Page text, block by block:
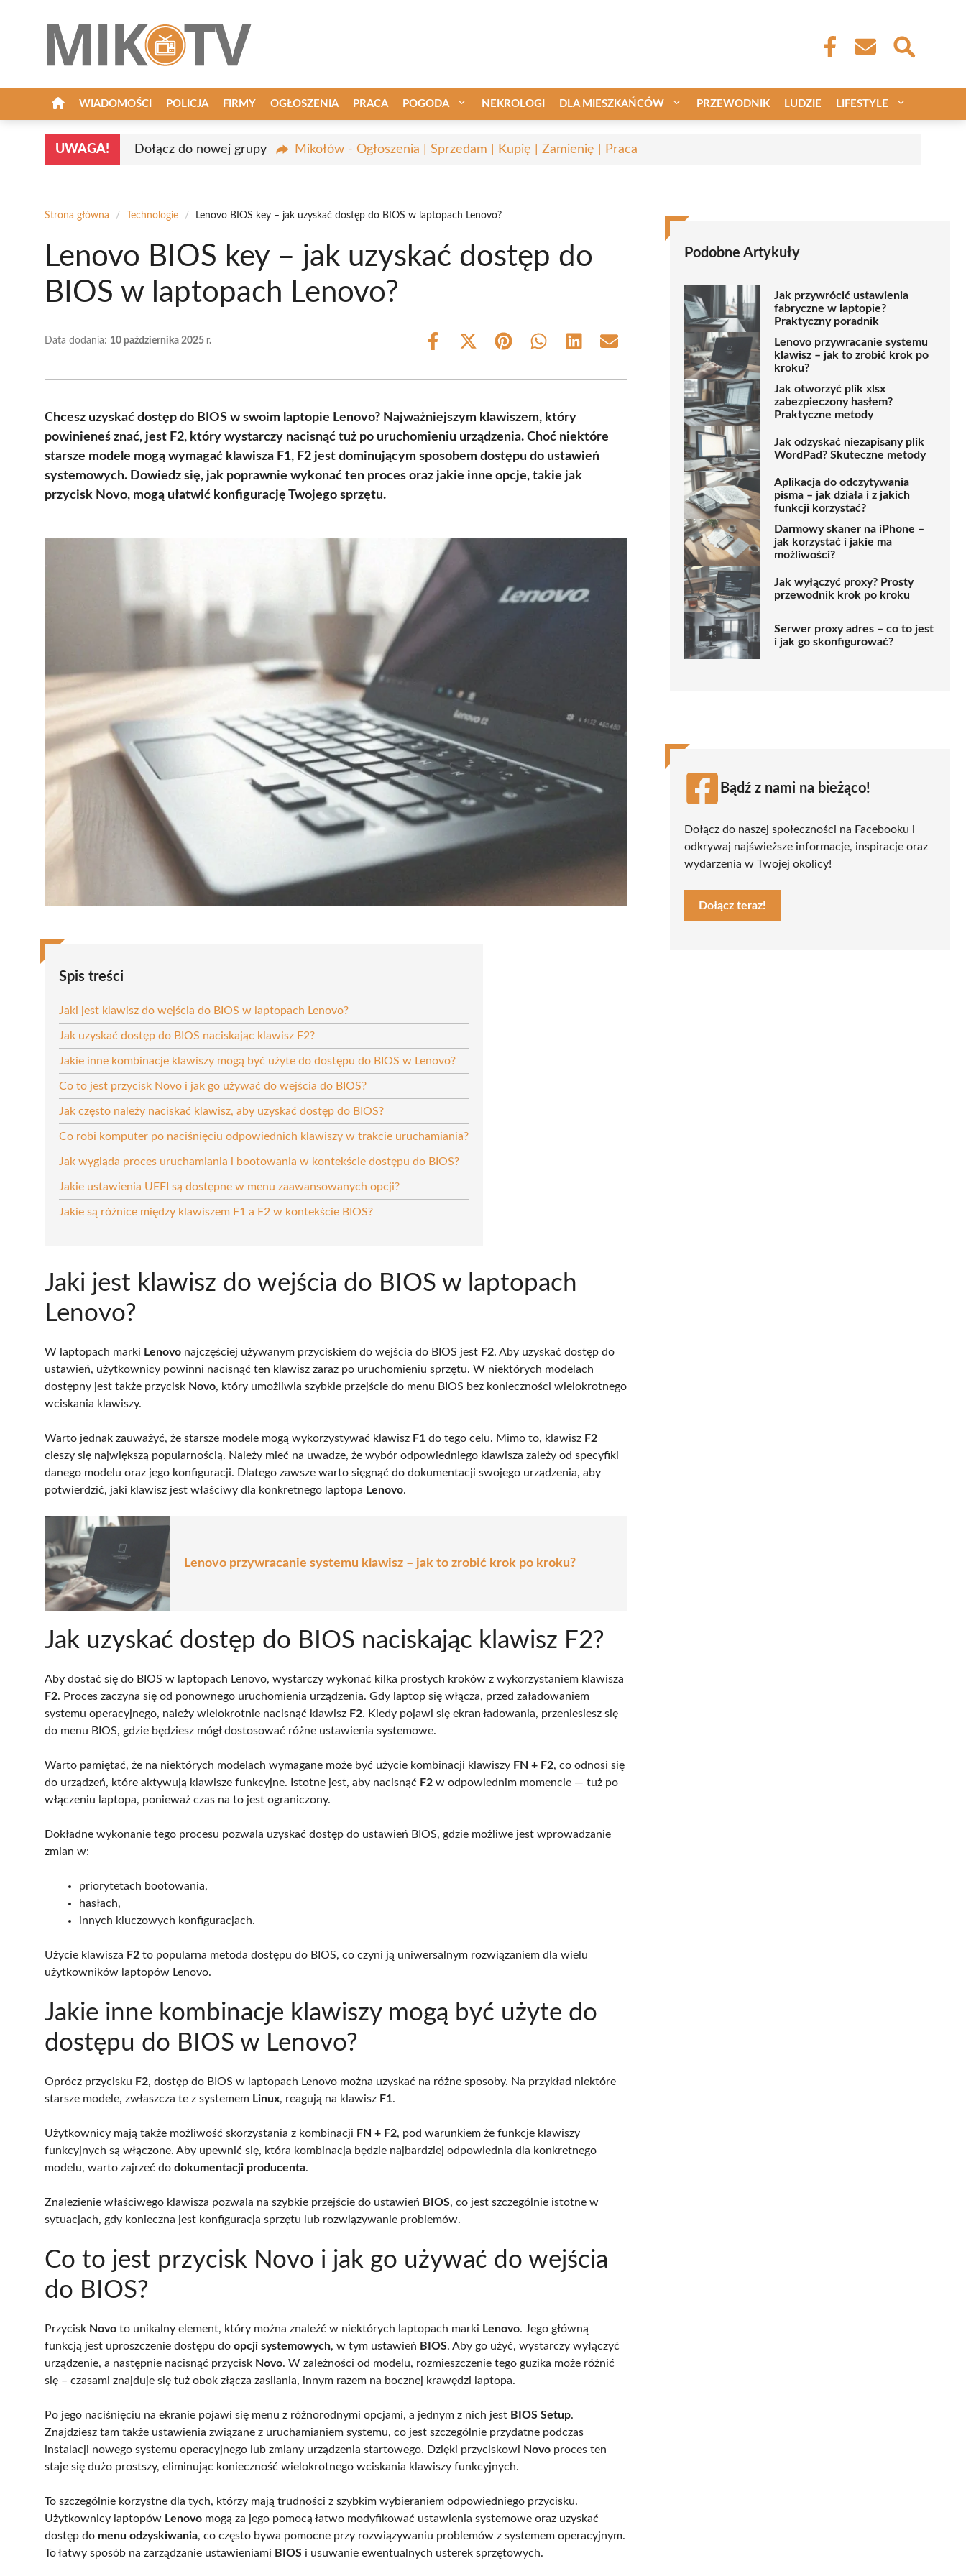
WIADOMOŚCI POLICJA FIRMY OGŁOSZENIA PRACA POGODA NEKROLOGI DLA MIESZKAŃCÓW PRZEWODNIK LUDZIE LIFESTYLE
UWAGA! Dołącz do nowej grupy Mikołów - Ogłoszenia | Sprzedam | Kupię | Zamienię | Praca
Strona główna / Technologie / Lenovo BIOS key – jak uzyskać dostęp do BIOS w laptopach Lenovo?
Lenovo BIOS key – jak uzyskać dostęp do
BIOS w laptopach Lenovo?
Data dodania: 10 października 2025 r.
Share
Share
(Twitter)
Share Share Share Share
Chcesz uzyskać dostęp do BIOS w swoim laptopie Lenovo? Najważniejszym klawiszem, który
powinieneś znać, jest F2, który wystarczy nacisnąć tuż po uruchomieniu urządzenia. Choć niektóre
starsze modele mogą wymagać klawisza F1, F2 jest dominującym sposobem dostępu do ustawień
systemowych. Dowiedz się, jak poprawnie wykonać ten proces oraz jakie inne opcje, takie jak
przycisk Novo, mogą ułatwić konfigurację Twojego sprzętu.
Spis treści
Jaki jest klawisz do wejścia do BIOS w laptopach Lenovo?
Jak uzyskać dostęp do BIOS naciskając klawisz F2?
Jakie inne kombinacje klawiszy mogą być użyte do dostępu do BIOS w Lenovo?
Co to jest przycisk Novo i jak go używać do wejścia do BIOS?
Jak często należy naciskać klawisz, aby uzyskać dostęp do BIOS?
Co robi komputer po naciśnięciu odpowiednich klawiszy w trakcie uruchamiania?
Jak wygląda proces uruchamiania i bootowania w kontekście dostępu do BIOS?
Jakie ustawienia UEFI są dostępne w menu zaawansowanych opcji?
Jakie są różnice między klawiszem F1 a F2 w kontekście BIOS?
Jaki jest klawisz do wejścia do BIOS w laptopach
Lenovo?
W laptopach marki Lenovo najczęściej używanym przyciskiem do wejścia do BIOS jest F2. Aby uzyskać dostęp do
ustawień, użytkownicy powinni nacisnąć ten klawisz zaraz po uruchomieniu sprzętu. W niektórych modelach
dostępny jest także przycisk Novo, który umożliwia szybkie przejście do menu BIOS bez konieczności wielokrotnego
wciskania klawiszy.
Warto jednak zauważyć, że starsze modele mogą wykorzystywać klawisz F1 do tego celu. Mimo to, klawisz F2
cieszy się największą popularnością. Należy mieć na uwadze, że wybór odpowiedniego klawisza zależy od specyfiki
danego modelu oraz jego konfiguracji. Dlatego zawsze warto sięgnąć do dokumentacji swojego urządzenia, aby
potwierdzić, jaki klawisz jest właściwy dla konkretnego laptopa Lenovo.
Lenovo przywracanie systemu klawisz – jak to zrobić krok po kroku?
Jak uzyskać dostęp do BIOS naciskając klawisz F2?
Aby dostać się do BIOS w laptopach Lenovo, wystarczy wykonać kilka prostych kroków z wykorzystaniem klawisza
F2. Proces zaczyna się od ponownego uruchomienia urządzenia. Gdy laptop się włącza, przed załadowaniem
systemu operacyjnego, należy wielokrotnie nacisnąć klawisz F2. Kiedy pojawi się ekran ładowania, przeniesiesz się
do menu BIOS, gdzie będziesz mógł dostosować różne ustawienia systemowe.
Warto pamiętać, że na niektórych modelach wymagane może być użycie kombinacji klawiszy FN + F2, co odnosi się
do urządzeń, które aktywują klawisze funkcyjne. Istotne jest, aby nacisnąć F2 w odpowiednim momencie — tuż po
włączeniu laptopa, ponieważ czas na to jest ograniczony.
Dokładne wykonanie tego procesu pozwala uzyskać dostęp do ustawień BIOS, gdzie możliwe jest wprowadzanie
zmian w:
priorytetach bootowania,
hasłach,
innych kluczowych konfiguracjach.
Użycie klawisza F2 to popularna metoda dostępu do BIOS, co czyni ją uniwersalnym rozwiązaniem dla wielu
użytkowników laptopów Lenovo.
Jakie inne kombinacje klawiszy mogą być użyte do
dostępu do BIOS w Lenovo?
Oprócz przycisku F2, dostęp do BIOS w laptopach Lenovo można uzyskać na różne sposoby. Na przykład niektóre
starsze modele, zwłaszcza te z systemem Linux, reagują na klawisz F1.
Użytkownicy mają także możliwość skorzystania z kombinacji FN + F2, pod warunkiem że funkcje klawiszy
funkcyjnych są włączone. Aby upewnić się, która kombinacja będzie najbardziej odpowiednia dla konkretnego
modelu, warto zajrzeć do dokumentacji producenta.
Znalezienie właściwego klawisza pozwala na szybkie przejście do ustawień BIOS, co jest szczególnie istotne w
sytuacjach, gdy konieczna jest konfiguracja sprzętu lub rozwiązywanie problemów.
Co to jest przycisk Novo i jak go używać do wejścia
do BIOS?
Przycisk Novo to unikalny element, który można znaleźć w niektórych laptopach marki Lenovo. Jego główną
funkcją jest uproszczenie dostępu do opcji systemowych, w tym ustawień BIOS. Aby go użyć, wystarczy wyłączyć
urządzenie, a następnie nacisnąć przycisk Novo. W zależności od modelu, rozmieszczenie tego guzika może różnić
się – czasami znajduje się tuż obok złącza zasilania, innym razem na bocznej krawędzi laptopa.
Po jego naciśnięciu na ekranie pojawi się menu z różnorodnymi opcjami, a jednym z nich jest BIOS Setup.
Znajdziesz tam także ustawienia związane z uruchamianiem systemu, co jest szczególnie przydatne podczas
instalacji nowego systemu operacyjnego lub zmiany urządzenia startowego. Dzięki przyciskowi Novo proces ten
staje się dużo prostszy, eliminując konieczność wielokrotnego wciskania klawiszy funkcyjnych.
To szczególnie korzystne dla tych, którzy mają trudności z szybkim wybieraniem odpowiedniego przycisku.
Użytkownicy laptopów Lenovo mogą za jego pomocą łatwo modyfikować ustawienia systemowe oraz uzyskać
dostęp do menu odzyskiwania, co często bywa pomocne przy rozwiązywaniu problemów z systemem operacyjnym.
To łatwy sposób na zarządzanie ustawieniami BIOS i usuwanie ewentualnych usterek sprzętowych.
Podobne Artykuły
Jak przywrócić ustawienia
fabryczne w laptopie?
Praktyczny poradnik
Lenovo przywracanie systemu
klawisz – jak to zrobić krok po
kroku?
Jak otworzyć plik xlsx
zabezpieczony hasłem?
Praktyczne metody
Jak odzyskać niezapisany plik
WordPad? Skuteczne metody
Aplikacja do odczytywania
pisma – jak działa i z jakich
funkcji korzystać?
Darmowy skaner na iPhone –
jak korzystać i jakie ma
możliwości?
Jak wyłączyć proxy? Prosty
przewodnik krok po kroku
Serwer proxy adres – co to jest
i jak go skonfigurować?
Bądź z nami na bieżąco!
Dołącz do naszej społeczności na Facebooku i
odkrywaj najświeższe informacje, inspiracje oraz
wydarzenia w Twojej okolicy!
Dołącz teraz!